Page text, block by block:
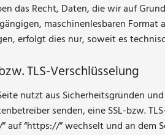
das Recht, Daten, die wir auf
maschinenlesbaren
erfolgt dies nur, soweit es
TLS-Verschlüsselung
nutzt aus Sicherheitsgründen
senden, eine SSL-bzw.
auf “https://” wechselt und an dem